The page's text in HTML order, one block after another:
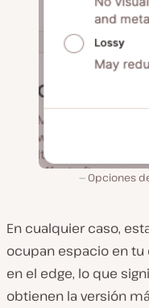
Opciones
En cualquier caso,
ocupan espacio en
en el edge, lo que
obtienen la versión